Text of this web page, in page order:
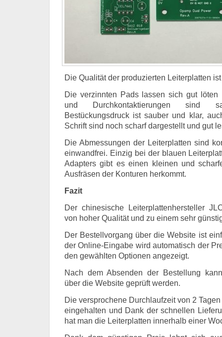
Die Qualität der produzierten Leiterplatten
Die verzinnten Pads lassen sich gut
und Durchkontaktierungen sind
Bestückungsdruck ist sauber und klar,
Schrift sind noch scharf dargestellt und gut
Die Abmessungen der Leiterplatten sind
einwandfrei. Einzig bei der blauen
Adapters gibt es einen kleinen und
Ausfräsen der Konturen herkommt.
Fazit
Der chinesische Leiterplattenhersteller
von hoher Qualität und zu einem sehr
Der Bestellvorgang über die Website ist
der Online-Eingabe wird automatisch der
den gewählten Optionen angezeigt.
Nach dem Absenden der Bestellung
über die Website geprüft werden.
Die versprochene Durchlaufzeit von 2
eingehalten und Dank der schnellen
hat man die Leiterplatten innerhalb einer